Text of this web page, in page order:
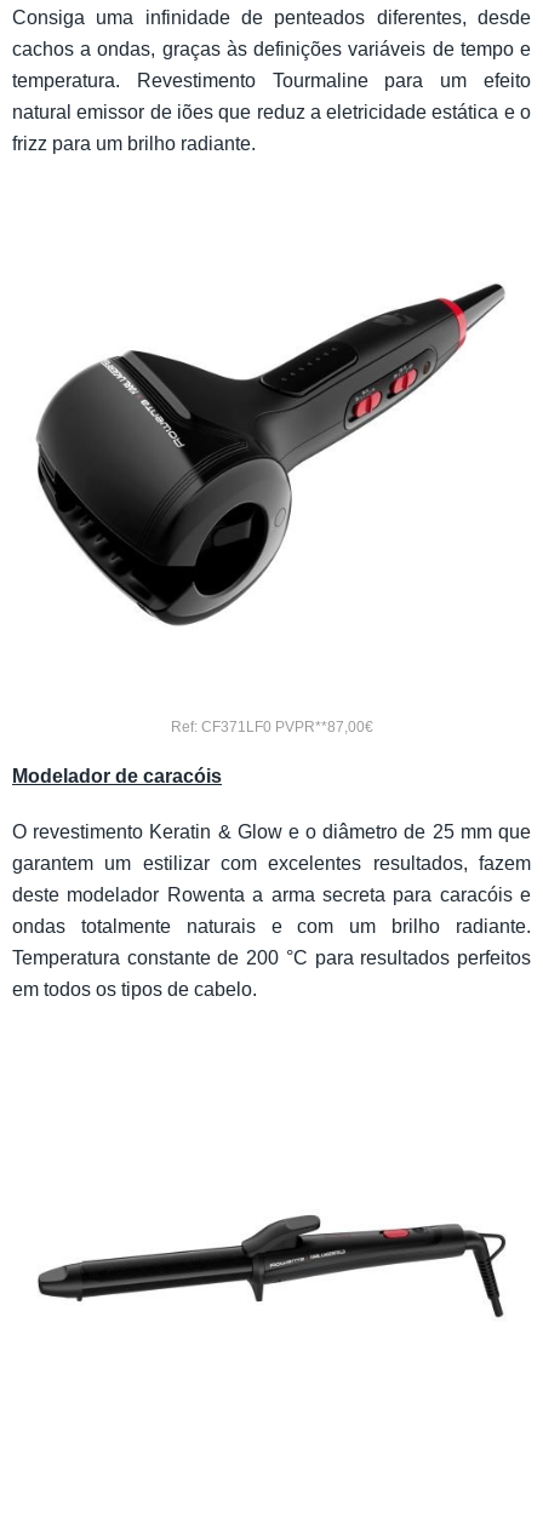
Consiga uma infinidade de penteados diferentes, desde
cachos a ondas, graças às definições variáveis de tempo e
temperatura. Revestimento Tourmaline para um efeito
natural emissor de iões que reduz a eletricidade estática e o
frizz para um brilho radiante.
Ref: CF371LF0 PVPR**87,00€
Modelador de caracóis
O revestimento Keratin & Glow e o diâmetro de 25 mm que
garantem um estilizar com excelentes resultados, fazem
deste modelador Rowenta a arma secreta para caracóis e
ondas totalmente naturais e com um brilho radiante.
Temperatura constante de 200 °C para resultados perfeitos
em todos os tipos de cabelo.